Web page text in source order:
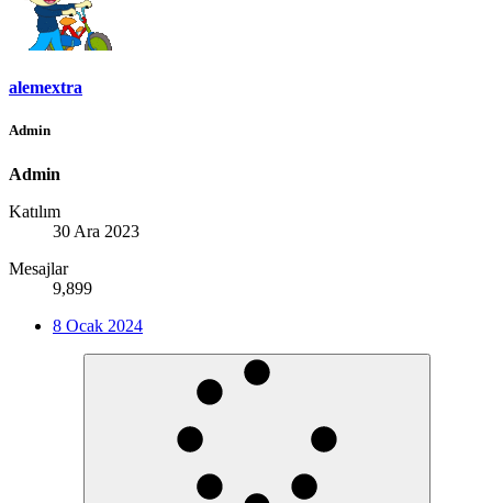
alemextra
Admin
Admin
Katılım
30 Ara 2023
Mesajlar
9,899
8 Ocak 2024